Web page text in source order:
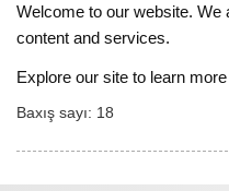
Welcome to our website. We
content and services.
Explore our site to learn
Baxış sayı: 18